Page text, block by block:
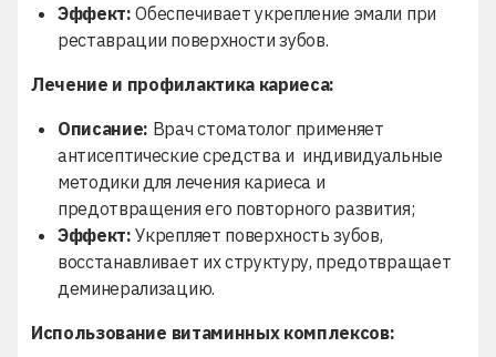
Эффект: Обеспечивает укрепление эмали при
реставрации поверхности зубов.
Лечение и профилактика кариеса:
Описание: Врач стоматолог применяет
антисептические средства и индивидуальные
методики для лечения кариеса и
предотвращения его повторного развития;
Эффект:Укрепляет поверхность зубов,
восстанавливает их структуру, предотвращает
деминерализацию.
Использование витаминных комплексов: